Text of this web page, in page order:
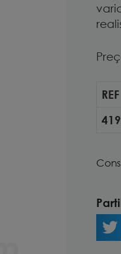
REF